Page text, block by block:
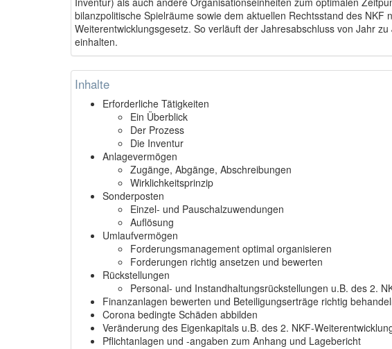
bilanzpolitische Spielräume sowie dem aktuellen Rechtsstand des NKF
Weiterentwicklungsgesetz. So verläuft der Jahresabschluss von Jahr
einhalten.
Inhalte
Erforderliche Tätigkeiten
Ein Überblick
Der Prozess
Die Inventur
Anlagevermögen
Zugänge, Abgänge, Abschreibungen
Wirklichkeitsprinzip
Sonderposten
Einzel- und Pauschalzuwendungen
Auflösung
Umlaufvermögen
Forderungsmanagement optimal organisieren
Forderungen richtig ansetzen und bewerten
Rückstellungen
Personal- und Instandhaltungsrückstellungen u.B. des 2.
Finanzanlagen bewerten und Beteiligungserträge richtig
Corona bedingte Schäden abbilden
Veränderung des Eigenkapitals u.B. des 2. NKF-
Pflichtanlagen und -angaben zum Anhang und Lagebericht